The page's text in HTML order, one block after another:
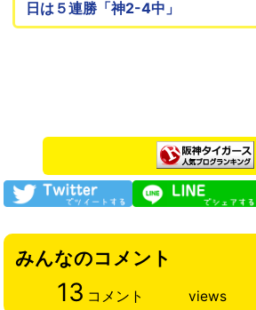
日は５連勝「神2-4中」
みんなのコメント
13 コメント views